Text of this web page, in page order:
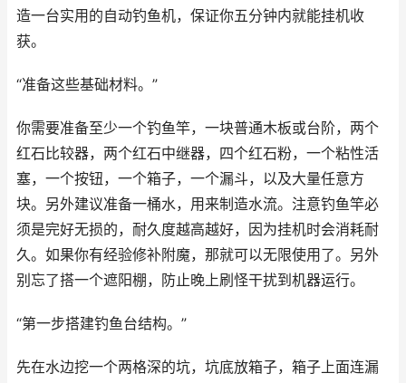
造一台实用的自动钓鱼机，保证你五分钟内就能挂机收
获。
“准备这些基础材料。”
你需要准备至少一个钓鱼竿，一块普通木板或台阶，两个
红石比较器，两个红石中继器，四个红石粉，一个粘性活
塞，一个按钮，一个箱子，一个漏斗，以及大量任意方
块。另外建议准备一桶水，用来制造水流。注意钓鱼竿必
须是完好无损的，耐久度越高越好，因为挂机时会消耗耐
久。如果你有经验修补附魔，那就可以无限使用了。另外
别忘了搭一个遮阳棚，防止晚上刷怪干扰到机器运行。
“第一步搭建钓鱼台结构。”
先在水边挖一个两格深的坑，坑底放箱子，箱子上面连漏